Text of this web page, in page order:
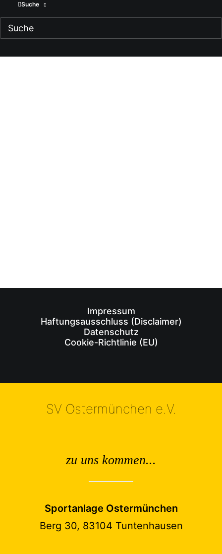
Suche
Impressum
Haftungsausschluss (Disclaimer)
Datenschutz
Cookie-Richtlinie (EU)
SV Ostermünchen e.V.
zu uns kommen...
Sportanlage Ostermünchen
Berg 30, 83104 Tuntenhausen